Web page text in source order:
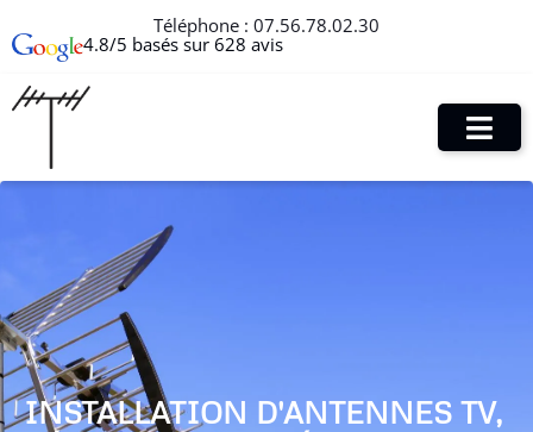
Téléphone : 07.56.78.02.30
4.8/5 basés sur 628 avis
INSTALLATION D'ANTENNES TV,